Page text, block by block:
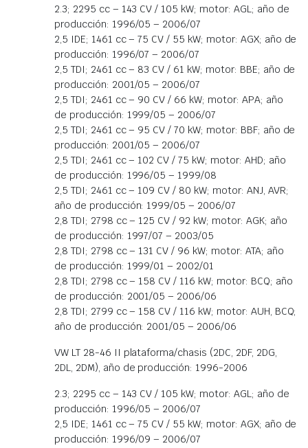
2.3; 2295 cc – 143 CV / 105 kW; motor: AGL; año de
producción: 1996/05 – 2006/07
2,5 IDE; 1461 cc – 75 CV / 55 kW; motor: AGX; año de
producción: 1996/07 – 2006/07
2,5 TDI; 2461 cc – 83 CV / 61 kW; motor: BBE; año de
producción: 2001/05 – 2006/07
2,5 TDI; 2461 cc – 90 CV / 66 kW; motor: APA; año
de producción: 1999/05 – 2006/07
2,5 TDI; 2461 cc – 95 CV / 70 kW; motor: BBF; año de
producción: 2001/05 – 2006/07
2,5 TDI; 2461 cc – 102 CV / 75 kW; motor: AHD; año
de producción: 1996/05 – 1999/08
2,5 TDI; 2461 cc – 109 CV / 80 kW; motor: ANJ, AVR;
año de producción: 1999/05 – 2006/07
2,8 TDI; 2798 cc – 125 CV / 92 kW; motor: AGK; año
de producción: 1997/07 – 2003/05
2,8 TDI; 2798 cc – 131 CV / 96 kW; motor: ATA; año
de producción: 1999/01 – 2002/01
2,8 TDI; 2798 cc – 158 CV / 116 kW; motor: BCQ; año
de producción: 2001/05 – 2006/06
2,8 TDI; 2799 cc – 158 CV / 116 kW; motor: AUH, BCQ;
año de producción: 2001/05 – 2006/06
VW LT 28-46 II plataforma/chasis (2DC, 2DF, 2DG,
2DL, 2DM), año de producción: 1996-2006
2.3; 2295 cc – 143 CV / 105 kW; motor: AGL; año de
producción: 1996/05 – 2006/07
2,5 IDE; 1461 cc – 75 CV / 55 kW; motor: AGX; año de
producción: 1996/09 – 2006/07